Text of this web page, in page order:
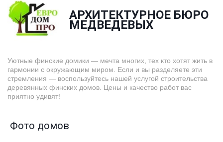
АРХИТЕКТУРНОЕ БЮРО
­МЕДВЕДЕВЫХ
Уютные финские домики — мечта многих, тех кто хотят жить в
гармонии с окружающим миром. Если и вы разделяете эти
стремления — воспользуйтесь нашей услугой строительства
деревянных финских домов. Цены и качество работ вас
приятно удивят!
Фото домов